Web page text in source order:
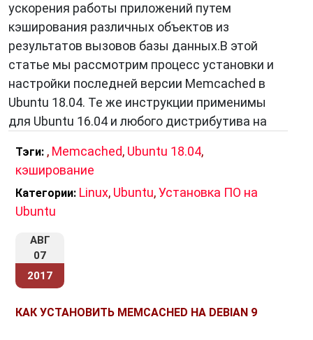
Представим, что у вас есть интернет-
магазин, и множество пользователей часто
запрашивают одни и те же товары. Вы можете
использоватьMemcachedдля кеширования
информации о популярных товарах. Когда
пользователь запрашивает информацию о
товаре, вы сначала проверяете Memcached.
Если информация есть в кэше, вы
моментально отдаете ее пользователю. Если
нет – вы извлекаете ее из базы данных,
сохраняете в Memcached и затем отдаете
пользователю. Это уменьшает нагрузку на
базу данных и ускоряет доступ к информации.
Memcached– это мощный инструмент для
ускорения работы приложений путем
кэширования различных объектов из
результатов вызовов базы данных.В этой
статье мы рассмотрим процесс установки и
настройки последней версии Memcached в
Ubuntu 18.04. Те же инструкции применимы
для Ubuntu 16.04 и любого дистрибутива на
Тэги: , Memcached, Ubuntu 18.04,
кэширование
Категории: Linux, Ubuntu,Установка ПО на
Ubuntu
АВГ
07
2017
КАК УСТАНОВИТЬ MEMCACHED НА DEBIAN 9